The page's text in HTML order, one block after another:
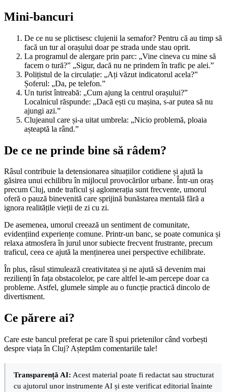
Mini-bancuri
De ce nu se plictisesc clujenii la semafor? Pentru că au timp să
facă un tur al orașului doar pe strada unde stau oprit.
La programul de alergare prin parc: „Vine cineva cu mine să
facem o tură?” „Sigur, dacă nu ne prindem în trafic pe alei.”
Polițistul de la circulație: „Ați văzut indicatorul acela?”
Șoferul: „Da, pe telefon.”
Un turist întreabă: „Cum ajung la centrul orașului?”
Localnicul răspunde: „Dacă ești cu mașina, s-ar putea să nu
ajungi azi.”
Clujeanul care și-a uitat umbrela: „Nicio problemă, ploaia
așteaptă la rând.”
De ce ne prinde bine să râdem?
Râsul contribuie la detensionarea situațiilor cotidiene și ajută la
găsirea unui echilibru în mijlocul provocărilor urbane. Într-un oraș
precum Cluj, unde traficul și aglomerația sunt frecvente, umorul
oferă o pauză binevenită care sprijină bunăstarea mentală fără a
ignora realitățile vieții de zi cu zi.
De asemenea, umorul creează un sentiment de comunitate,
evidențiind experiențe comune. Printr-un banc, se poate comunica și
relaxa atmosfera în jurul unor subiecte frecvent frustrante, precum
traficul, ceea ce ajută la menținerea unei perspective echilibrate.
În plus, râsul stimulează creativitatea și ne ajută să devenim mai
rezilienți în fața obstacolelor, pe care altfel le-am percepe doar ca
probleme. Astfel, glumele simple au o funcție practică dincolo de
divertisment.
Ce părere ai?
Care este bancul preferat pe care îl spui prietenilor când vorbești
despre viața în Cluj? Așteptăm comentariile tale!
Transparență AI: Acest material poate fi redactat sau structurat
cu ajutorul unor instrumente AI și este verificat editorial înainte